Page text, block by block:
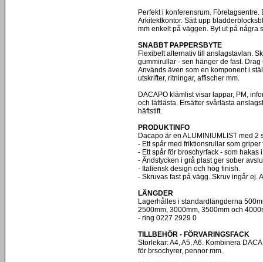
Perfekt i konferensrum. Företagsentre.
Arkitektkontor. Sätt upp
mm enkelt på väggen. Byt ut på några
SNABBT PAPPERSBYTE
Flexibelt alternativ till anslagstavlan.
gummirullar - sen hänger de fast.
Används även som en komponent i
utskrifter, ritningar, affischer mm.
DACAPO klämlist visar lappar, PM,
och lättlästa. Ersätter svårlästa
häftstift.
PRODUKTINFO
Dacapo är en ALUMINIUMLIST med 2
- Ett spår med friktionsrullar som
- Ett spår för broschyrfack - som hakas
- Ändstycken i grå plast ger sober
- Italiensk design och hög finish.
- Skruvas fast på vägg..Skruv ingår ej.
LÄNGDER
Lagerhålles i standardlängderna
2500mm, 3000mm, 3500mm och
- ring 0227 2929 0
TILLBEHÖR - FÖRVARINGSFACK
Storlekar: A4, A5, A6. Kombinera
för brsochyrer, pennor mm.